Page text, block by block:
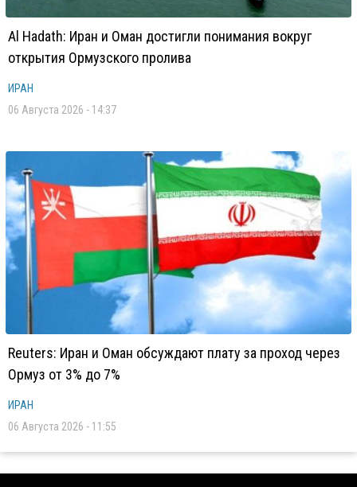
Al Hadath: Иран и Оман достигли понимания вокруг
открытия Ормузского пролива
ИРАН
06 Августа 2026 - 14:37
Reuters: Иран и Оман обсуждают плату за проход через
Ормуз от 3% до 7%
ИРАН
06 Августа 2026 - 11:55